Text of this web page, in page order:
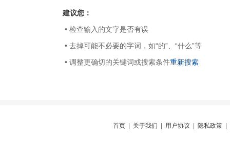
建议您：
• 检查输入的文字是否有误
• 去掉可能不必要的字词，如“的”、“什么”等
• 调整更确切的关键词或搜索条件重新搜索
首页 关于我们 用户协议 隐私政策